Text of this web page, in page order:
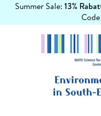
Summer Sale: 13%
Code
erfahren